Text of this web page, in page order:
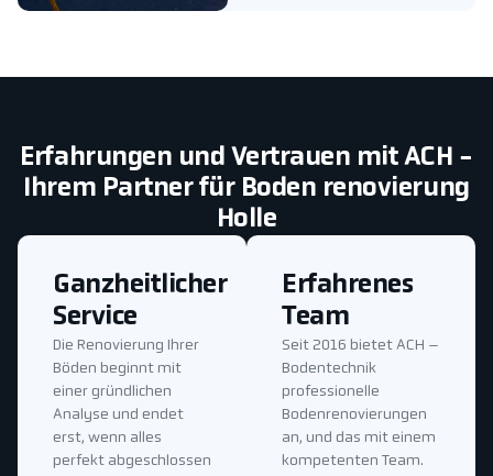
Erfahrungen und Vertrauen mit ACH -
Ihrem Partner für Boden renovierung
Holle
Erfahrenes
Team
Seit 2016 bietet ACH –
Bodentechnik
professionelle
Bodenrenovierungen
an, und das mit einem
kompetenten Team.
Ganzheitlicher
Service
Die Renovierung Ihrer
Böden beginnt mit
einer gründlichen
Analyse und endet
erst, wenn alles
perfekt abgeschlossen